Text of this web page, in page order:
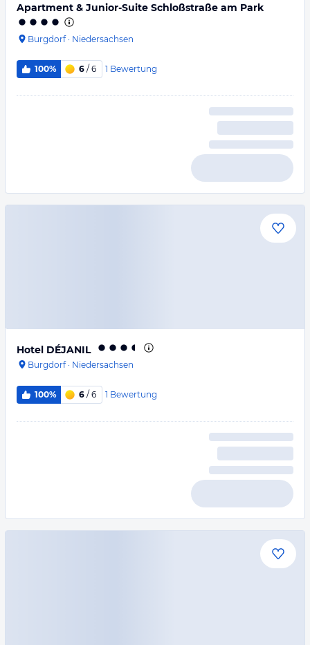
Apartment & Junior-Suite Schloßstraße am Park
Burgdorf· Niedersachsen
100% 6 / 6 1 Bewertung
Hotel DÉJANIL
Burgdorf· Niedersachsen
100% 6 / 6 1 Bewertung